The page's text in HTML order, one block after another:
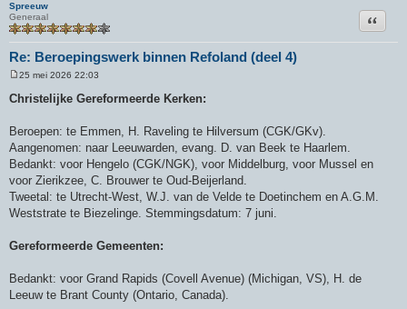
Spreeuw
Generaal
Re: Beroepingswerk binnen Refoland (deel 4)
Citeer
e
r
h
t
25 mei 2026 22:03
Christelijke Gereformeerde Kerken:
Beroepen: te Emmen, H. Raveling te Hilversum (CGK/GKv).
Aangenomen: naar Leeuwarden, evang. D. van Beek te Haarlem.
Bedankt: voor Hengelo (CGK/NGK), voor Middelburg, voor Mussel en
voor Zierikzee, C. Brouwer te Oud-Beijerland.
Tweetal: te Utrecht-West, W.J. van de Velde te Doetinchem en A.G.M.
Weststrate te Biezelinge. Stemmingsdatum: 7 juni.
Gereformeerde Gemeenten:
Bedankt: voor Grand Rapids (Covell Avenue) (Michigan, VS), H. de
Leeuw te Brant County (Ontario, Canada).